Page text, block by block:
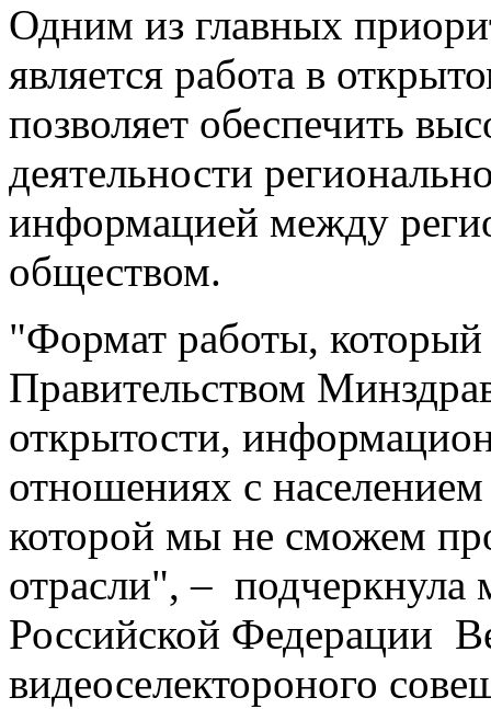
Одним из главных
является работа в
позволяет обеспечить
деятельности
информацией между
обществом.
"Формат работы,
Правительством
открытости,
отношениях с населением
которой мы не сможем
отрасли", – подчеркнула
Российской Федерации
видеоселектороного